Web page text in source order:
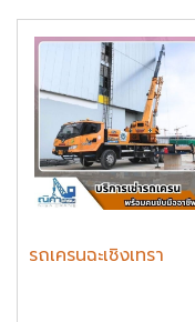
รถเครนฉะเชิงเทรา